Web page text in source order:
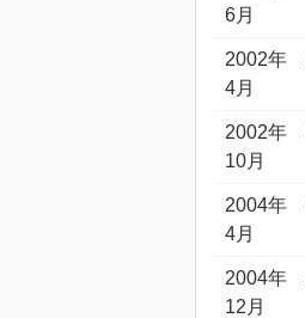
6月
2002年
4月
2002年
10月
2004年
4月
2004年
12月